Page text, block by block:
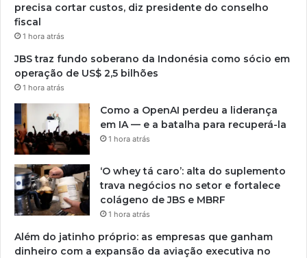
precisa cortar custos, diz presidente do conselho
fiscal
1 hora atrás
JBS traz fundo soberano da Indonésia como sócio em
operação de US$ 2,5 bilhões
1 hora atrás
Como a OpenAI perdeu a liderança
em IA — e a batalha para recuperá-la
1 hora atrás
‘O whey tá caro’: alta do suplemento
trava negócios no setor e fortalece
colágeno de JBS e MBRF
1 hora atrás
Além do jatinho próprio: as empresas que ganham
dinheiro com a expansão da aviação executiva no